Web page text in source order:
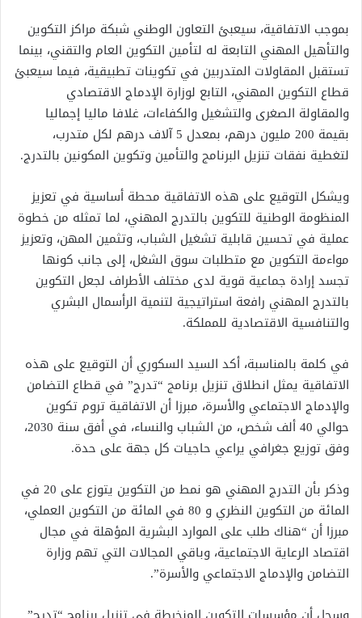
بموجب الاتفاقية، سيعبئ التعاون الوطني شبكة مراكز التكوين
والتأهيل المهني التابعة له لتأمين التكوين العام والتقني، بينما
تستقبل المقاولات المتدربين في تكوينات تطبيقية، فيما سيعبئ
قطاع التكوين المهني، التابع لوزارة الإدماج الاقتصادي
والمقاولة الصغرى والتشغيل والكفاءات، غلافا ماليا إجماليا
بقيمة 200 مليون درهم، بمعدل 5 آلاف درهم لكل متدرب،
لتغطية نفقات تنزيل البرنامج والتأمين وتكوين المكونين بالتدرج.
ويشكل التوقيع على هذه الاتفاقية محطة أساسية في تعزيز
المنظومة الوطنية للتكوين بالتدرج المهني، لما تمثله من خطوة
عملية في تحسين قابلية تشغيل الشباب، وتثمين المهن، وتعزيز
مواءمة التكوين مع متطلبات سوق الشغل، إلى جانب كونها
تجسد إرادة جماعية قوية لدى مختلف الأطراف لجعل التكوين
بالتدرج المهني رافعة استراتيجية لتنمية الرأسمال البشري
والتنافسية الاقتصادية للمملكة.
في كلمة بالمناسبة، أكد السيد السكوري أن التوقيع على هذه
الاتفاقية يمثل انطلاق تنزيل برنامج “تدرج” في قطاع التضامن
والإدماج الاجتماعي والأسرة، مبرزا أن الاتفاقية تروم تكوين
حوالي 40 ألف شخص، من الشباب والنساء، في أفق سنة 2030،
وفق توزيع جغرافي يراعي حاجيات كل جهة على حدة.
وذكر بأن التدرج المهني هو نمط من التكوين يتوزع على 20 في
المائة من التكوين النظري و 80 في المائة من التكوين العملي،
مبرزا أن “هناك طلب على الموارد البشرية المؤهلة في مجال
اقتصاد الرعاية الاجتماعية، وباقي المجالات التي تهم وزارة
التضامن والإدماج الاجتماعي والأسرة”.